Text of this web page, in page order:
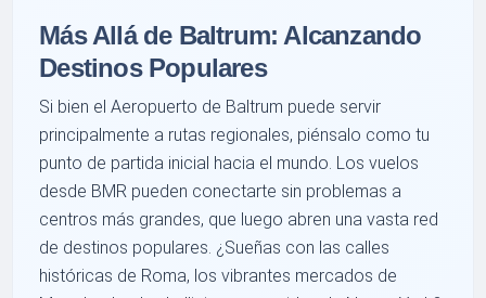
Más Allá de Baltrum: Alcanzando
Destinos Populares
Si bien el Aeropuerto de Baltrum puede servir
principalmente a rutas regionales, piénsalo como tu
punto de partida inicial hacia el mundo. Los vuelos
desde BMR pueden conectarte sin problemas a
centros más grandes, que luego abren una vasta red
de destinos populares. ¿Sueñas con las calles
históricas de Roma, los vibrantes mercados de